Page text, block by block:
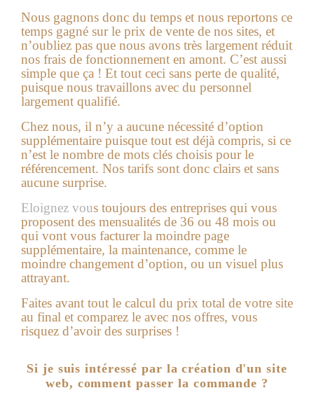
Nous gagnons donc du temps et nous reportons ce
temps gagné sur le prix de vente de nos sites, et
n’oubliez pas que nous avons très largement réduit
nos frais de fonctionnement en amont. C’est aussi
simple que ça ! Et tout ceci sans perte de qualité,
puisque nous travaillons avec du personnel
largement qualifié.
Chez nous, il n’y a aucune nécessité d’option
supplémentaire puisque tout est déjà compris, si ce
n’est le nombre de mots clés choisis pour le
référencement. Nos tarifs sont donc clairs et sans
aucune surprise.
Eloignez vous toujours des entreprises qui vous
proposent des mensualités de 36 ou 48 mois ou
qui vont vous facturer la moindre page
supplémentaire, la maintenance, comme le
moindre changement d’option, ou un visuel plus
attrayant.
Faites avant tout le calcul du prix total de votre site
au final et comparez le avec nos offres, vous
risquez d’avoir des surprises !
Si je suis intéressé par la création d'un site
web, comment passer la commande ?